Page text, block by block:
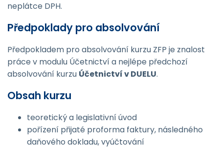
neplátce DPH.
Předpoklady pro absolvování
Předpokladem pro absolvování kurzu ZFP je znalost
práce v modulu Účetnictví a nejlépe předchozí
absolvování kurzu Účetnictví v DUELU.
Obsah kurzu
teoretický a legislativní úvod
pořízení přijaté proforma faktury, následného
daňového dokladu, vyúčtování